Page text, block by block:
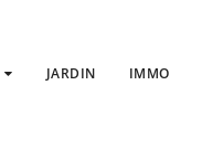
JARDIN IMMO